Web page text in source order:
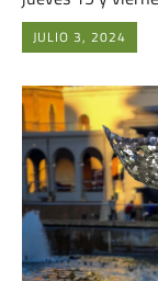
JULIO 3, 2024